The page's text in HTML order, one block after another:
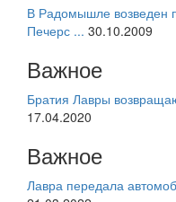
В Радомышле возведен
Печерс ... 30.10.2009
Важное
Братия Лавры
17.04.2020
Важное
Лавра передала